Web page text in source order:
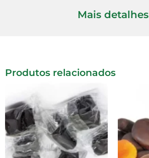
Mais detalhes
Produtos relacionados